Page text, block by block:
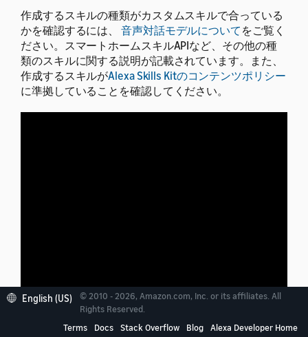
作成するスキルの種類がカスタムスキルで合っている
かを確認するには、
音声対話モデルについて をご覧く
ださい。スマートホームスキルAPIなど、その他の種
類のスキルに関する説明が記載されています。また、
作成するスキルがAlexa Skills Kitのコンテンツポリシー
に準拠していることを確認してください。
English (US)
© 2010 - 2026, Amazon.com, Inc. or its affiliates. All
Rights Reserved.
Terms
Docs Stack Overflow Blog Alexa Developer Home